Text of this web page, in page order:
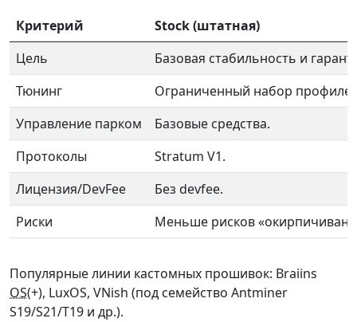
Критерий
Stock (штатная)
Цель
Базовая стабильность и
Тюнинг
Ограниченный набор
Управление парком
Базовые средства.
Протоколы
Stratum V1.
Лицензия/DevFee
Без devfee.
Риски
Меньше рисков
Популярные линии кастомных прошивок: Braiins
OS(+), LuxOS, VNish (под семейство Antminer
S19/S21/T19 и др.).